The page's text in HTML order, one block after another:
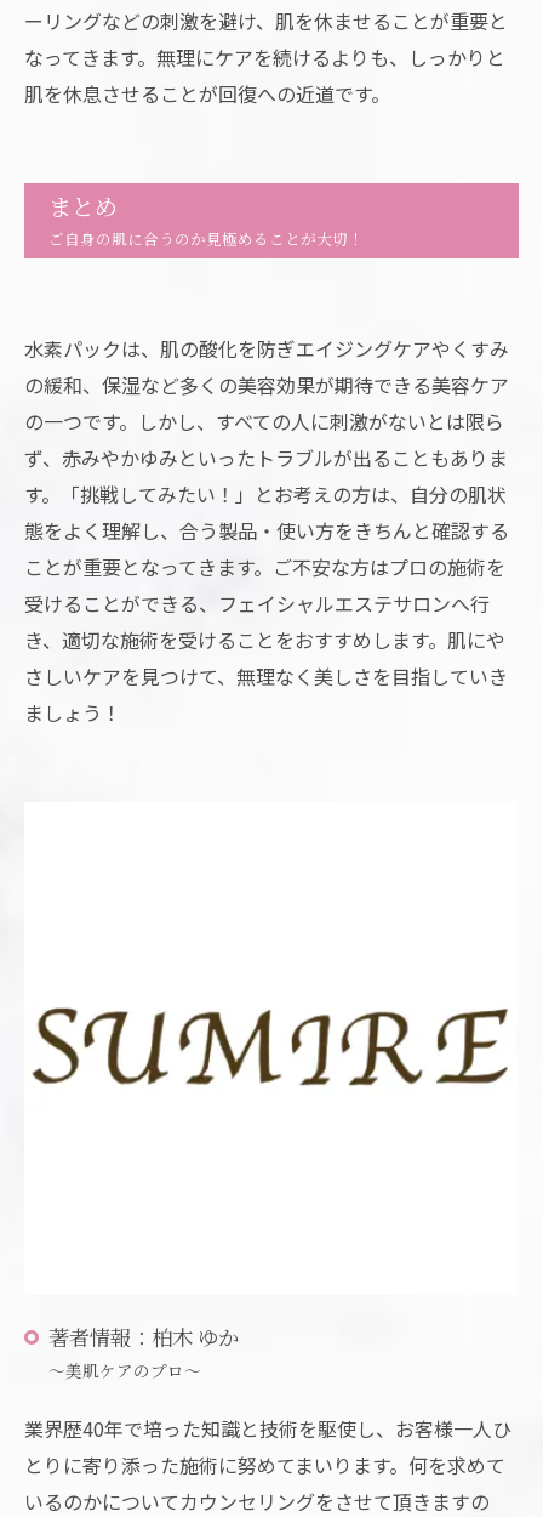
ーリングなどの刺激を避け、肌を休ませることが重要と
なってきます。無理にケアを続けるよりも、しっかりと
肌を休息させることが回復への近道です。
まとめ
ご自身の肌に合うのか見極めることが大切！
水素パックは、肌の酸化を防ぎエイジングケアやくすみ
の緩和、保湿など多くの美容効果が期待できる美容ケア
の一つです。しかし、すべての人に刺激がないとは限ら
ず、赤みやかゆみといったトラブルが出ることもありま
す。「挑戦してみたい！」とお考えの方は、自分の肌状
態をよく理解し、合う製品・使い方をきちんと確認する
ことが重要となってきます。ご不安な方はプロの施術を
受けることができる、フェイシャルエステサロンへ行
き、適切な施術を受けることをおすすめします。肌にや
さしいケアを見つけて、無理なく美しさを目指していき
ましょう！
著者情報：柏木 ゆか
～美肌ケアのプロ～
業界歴40年で培った知識と技術を駆使し、お客様一人ひ
とりに寄り添った施術に努めてまいります。何を求めて
いるのかについてカウンセリングをさせて頂きますの